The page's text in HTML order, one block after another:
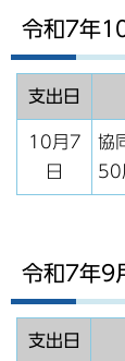
令和7年
支出日
10月7
日
協
50
令和7年9
支出日